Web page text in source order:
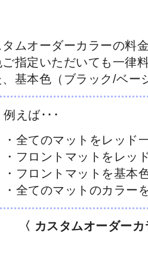
タムオーダーカラーの料
指定いただいても一律
、基本色（ブラック/ベー
例えば･･･
・全てのマットをレッド
・フロントマットをレッ
・フロントマットを基本
・全てのマットのカラー
〈 カスタムオーダー